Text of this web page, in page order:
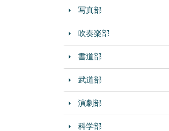
写真部
吹奏楽部
書道部
武道部
演劇部
科学部